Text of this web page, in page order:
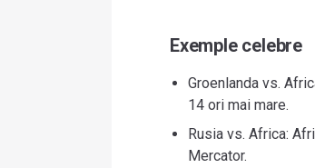
Exemple celebre
Groenlanda vs.
14 ori mai mare.
Rusia vs. Africa:
Mercator.